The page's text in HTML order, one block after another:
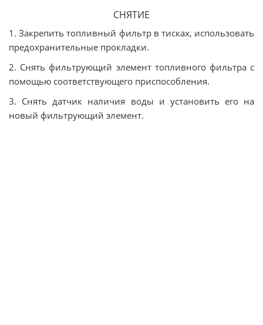
СНЯТИЕ
1. Закрепить топливный фильтр в тисках, использовать
предохранительные прокладки.
2. Снять фильтрующий элемент топливного фильтра с
помощью соответствующего приспособления.
3. Снять датчик наличия воды и установить его на
новый фильтрующий элемент.